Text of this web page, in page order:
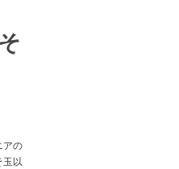
アの
玉以